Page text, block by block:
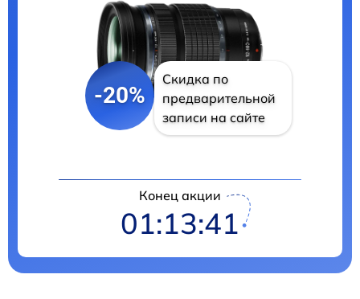
-20%
Скидка по
предварительной
записи на сайте
Конец акции
01:13:40